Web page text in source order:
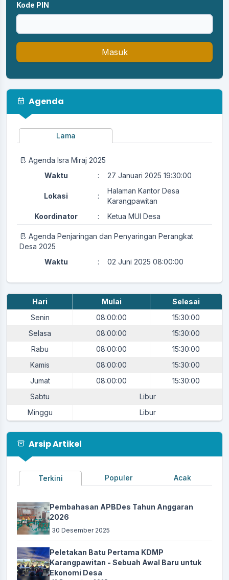
Kode PIN
Masuk
Agenda
Lama
Agenda Isra Miraj 2025
Waktu
: 27 Januari 2025 19:30:00
Lokasi :
Halaman Kantor Desa
Karangpawitan
Koordinator
: Ketua MUI Desa
Agenda Penjaringan dan Penyaringan Perangkat
Desa 2025
Waktu
:
02 Juni 2025 08:00:00
Koordinator
Tim Penjaringan dan
Penyaringan Perangkat Desa
Agenda Milangkala Desa Karangpawitan ke-47
Waktu
: 14 Juni 2025 21:00:00
Lapang Procit - Desa
Karangpawitan
Koordinator
: Ketua Karangtaruna
Agenda Tasyakuran Milad ke-47 Desa
Karangpawitan
Lokasi
Koordinator
: Ketua MUI Desa
Agenda Upacara Bendera HUT RI ke 80
Lokasi :
Lapang Procit - Desa
Koordinator
: Panitia PHBN Desa
Agenda Karangpawitan CUP 2025
Waktu
: 17 Agustus 2025 16:00:00
Hari Mulai
Selesai
Senin
08:00:00
15:30:00
Selasa
08:00:00
15:30:00
Rabu
08:00:00
15:30:00
Kamis
08:00:00
15:30:00
Jumat
08:00:00
15:30:00
Sabtu
Libur
Minggu
Libur
Arsip Artikel
Terkini Populer Acak
Pembahasan APBDes Tahun Anggaran
2026
30 Desember 2025
Peletakan Batu Pertama KDMP
Karangpawitan - Sebuah Awal Baru untuk
Ekonomi Desa